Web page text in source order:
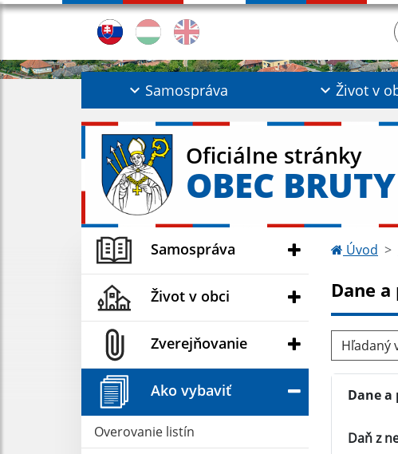
Samospráva Život v
Oficiálne stránky
OBEC BRUTY
Samospráva
Život v obci
Zverejňovanie
Ako vybaviť
Overovanie listín
Úvod
Dane a
Hľadaný
Dane a
Daň z